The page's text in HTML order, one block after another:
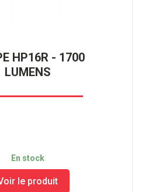
HP16R - 1700
LUMENS
En stock
le produit